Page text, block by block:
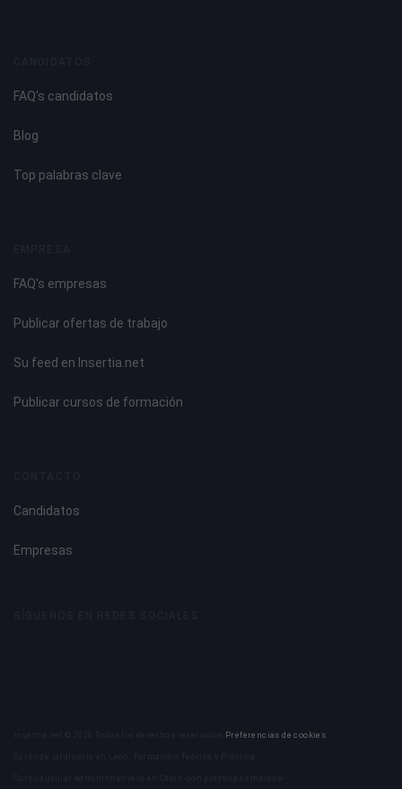
FAQ's candidatos
Blog
Top palabras clave
FAQ's empresas
Publicar ofertas de trabajo
Su feed en Insertia.net
Publicar cursos de formación
Candidatos
Empresas
Preferencias de cookies